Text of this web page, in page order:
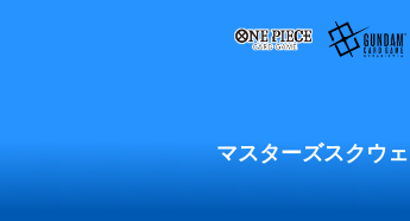
マスターズスクウ